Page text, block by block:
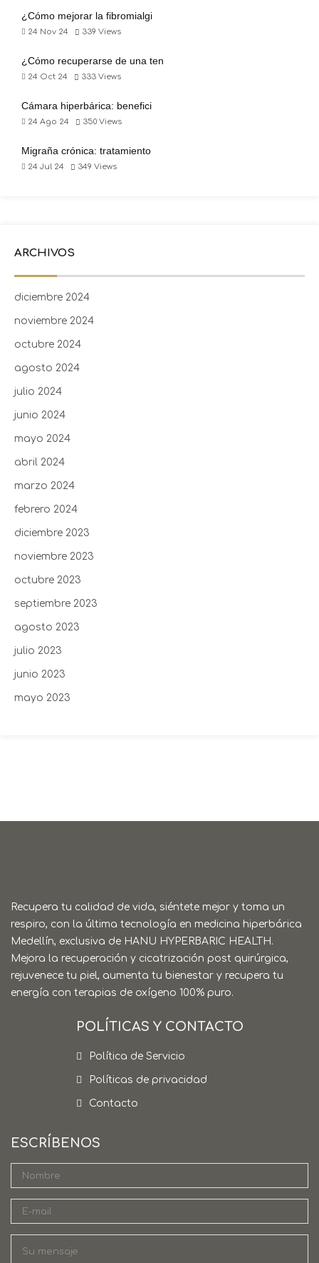
¿Cómo mejorar la fibromialgi
24 Nov 24 339 Views
¿Cómo recuperarse de una ten
24 Oct 24 333 Views
Cámara hiperbárica: benefici
24 Ago 24 350 Views
Migraña crónica: tratamiento
24 Jul 24 349 Views
ARCHIVOS
diciembre 2024
noviembre 2024
octubre 2024
agosto 2024
julio 2024
junio 2024
mayo 2024
abril 2024
marzo 2024
febrero 2024
diciembre 2023
noviembre 2023
octubre 2023
septiembre 2023
agosto 2023
julio 2023
junio 2023
mayo 2023
Recupera tu calidad de vida, siéntete mejor y toma un
respiro, con la última tecnología en medicina hiperbárica
Medellín, exclusiva de HANU HYPERBARIC HEALTH.
Mejora la recuperación y cicatrización post quirúrgica,
rejuvenece tu piel, aumenta tu bienestar y recupera tu
energía con terapias de oxígeno 100% puro.
POLÍTICAS Y CONTACTO
Política de Servicio
Políticas de privacidad
Contacto
ESCRÍBENOS